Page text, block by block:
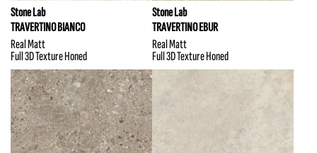
Stone Lab
TRAVERTINO BIANCO
Real Matt
Full 3D Texture Honed
Stone Lab
TRAVERTINO EBUR
Real Matt
Full 3D Texture Honed